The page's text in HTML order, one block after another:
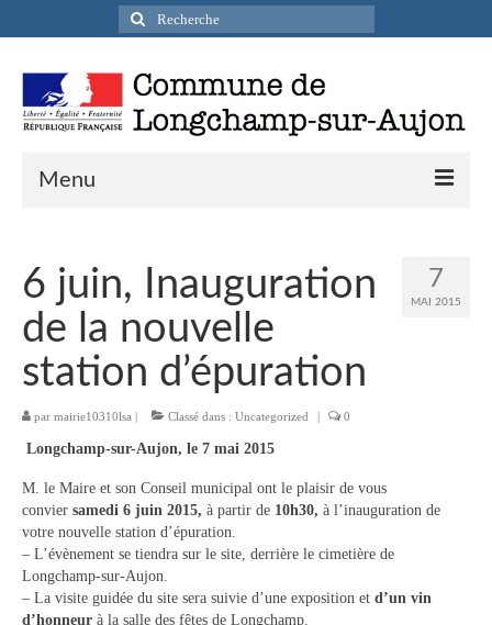
Rechercher
:
Menu
Infos pratiques
Présentation de la commune
Accueil en mairie
Longchamp-sur-Aujon en cartes postales
Tourisme
Hébergement
Services publics
7
MAI 2015
6 juin, Inauguration
de la nouvelle
station d’épuration
par mairie10310lsa Classé dans : Uncategorized 0
Longchamp-sur-Aujon, le 7 mai 2015
M. le Maire et son Conseil municipal ont le plaisir de vous
convier samedi 6 juin 2015, à partir de 10h30, à l’inauguration de
votre nouvelle station d’épuration.
– L’évènement se tiendra sur le site, derrière le cimetière de
Longchamp-sur-Aujon.
– La visite guidée du site sera suivie d’une exposition et d’un vin
d’honneur à la salle des fêtes de Longchamp.